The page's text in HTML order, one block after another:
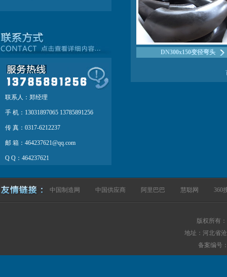
联系人：郑经理
手 机：13031897065 13785891256
传 真：0317-6212237
邮 箱：464237621@qq.com
Q Q：464237621
DN300x150变径弯头
中国制造网 中国供应商 阿里巴巴 慧聪网 360
版权所有
地址：河北省
备案编号